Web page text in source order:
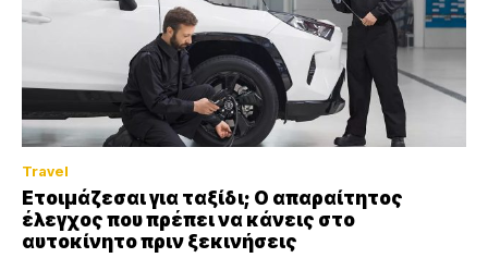
Travel
Ετοιμάζεσαι για ταξίδι; Ο απαραίτητος
έλεγχος που πρέπει να κάνεις στο
αυτοκίνητο πριν ξεκινήσεις